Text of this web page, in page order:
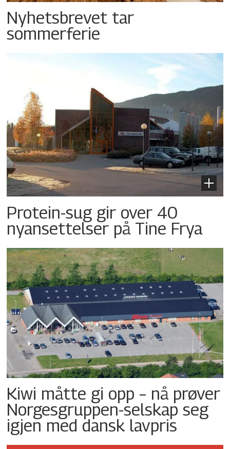
Nyhetsbrevet tar
sommerferie
Protein-sug gir over 40
nyansettelser på Tine Frya
Kiwi måtte gi opp – nå prøver
Norgesgruppen-selskap seg
igjen med dansk lavpris